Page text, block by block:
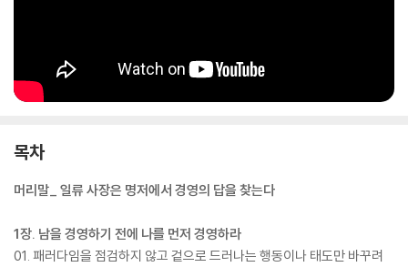
목차
머리말_ 일류 사장은 명저에서 경영의 답을 찾는다
1장. 남을 경영하기 전에 나를 먼저 경영하라
01. 패러다임을 점검하지 않고 겉으로 드러나는 행동이나 태도만 바꾸려